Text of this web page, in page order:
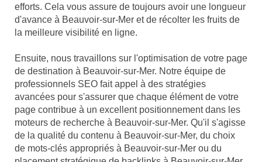
efforts. Cela vous assure de toujours avoir une longueur
d'avance à Beauvoir-sur-Mer et de récolter les fruits de
la meilleure visibilité en ligne.
Ensuite, nous travaillons sur l'optimisation de votre page
de destination à Beauvoir-sur-Mer. Notre équipe de
professionnels SEO fait appel à des stratégies
avancées pour s'assurer que chaque élément de votre
page contribue à un excellent positionnement dans les
moteurs de recherche à Beauvoir-sur-Mer. Qu'il s'agisse
de la qualité du contenu à Beauvoir-sur-Mer, du choix
de mots-clés appropriés à Beauvoir-sur-Mer ou du